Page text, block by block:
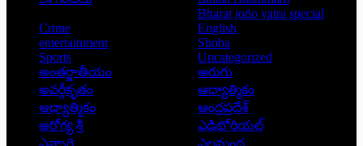
Bharat jodo yatra special
Crime
English
entertainment
Shoba
Sports
Uncategorized
అంతర్జాతీయం
అరుగు
అవర్గీకృతం
ఆద్యాత్మికం
ఆధ్యాత్మికం
ఆంధ్రప్రదేశ్
ఆరోగ్య శ్రీ
ఎడిటోరియల్